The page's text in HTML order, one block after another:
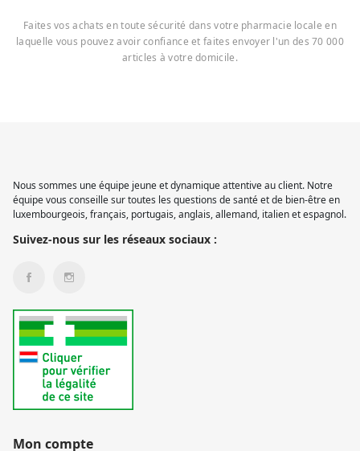
Faites vos achats en toute sécurité dans votre pharmacie locale en
laquelle vous pouvez avoir confiance et faites envoyer l'un des 70 000
articles à votre domicile.
Nous sommes une équipe jeune et dynamique attentive au client. Notre
équipe vous conseille sur toutes les questions de santé et de bien-être en
luxembourgeois, français, portugais, anglais, allemand, italien et espagnol.
Suivez-nous sur les réseaux sociaux :
Mon compte